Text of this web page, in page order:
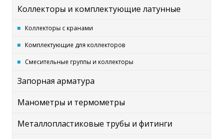
Коллекторы и комплектующие латунные
Коллекторы с кранами
Комплектующие для коллекторов
Смесительные группы и коллекторы
Запорная арматура
Манометры и термометры
Металлопластиковые трубы и фитинги